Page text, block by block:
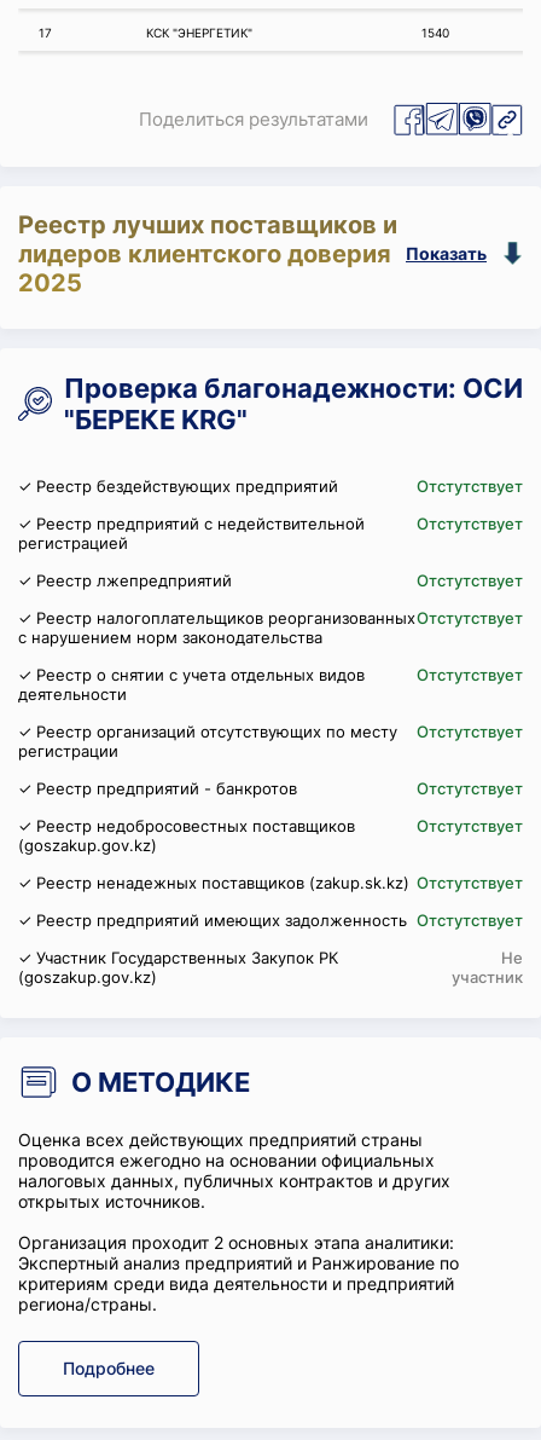
17 КСК "ЭНЕРГЕТИК" 1540
Поделиться результатами
Реестр лучших поставщиков и
лидеров клиентского доверия
2025
Показать
Проверка благонадежности: ОСИ
"БЕРЕКЕ KRG"
✓ Реестр бездействующих предприятий
Отстутствует
✓ Реестр предприятий с недействительной
регистрацией
Отстутствует
✓ Реестр лжепредприятий
Отстутствует
✓ Реестр налогоплательщиков реорганизованных
с нарушением норм законодательства
Отстутствует
✓ Реестр о снятии с учета отдельных видов
деятельности
Отстутствует
✓ Реестр организаций отсутствующих по месту
регистрации
Отстутствует
✓ Реестр предприятий - банкротов
Отстутствует
✓ Реестр недобросовестных поставщиков
(goszakup.gov.kz)
Отстутствует
✓ Реестр ненадежных поставщиков (zakup.sk.kz) Отстутствует
✓ Реестр предприятий имеющих задолженность Отстутствует
✓ Участник Государственных Закупок РК
(goszakup.gov.kz)
Не
участник
О МЕТОДИКЕ
Оценка всех действующих предприятий страны
проводится ежегодно на основании официальных
налоговых данных, публичных контрактов и других
открытых источников.
Организация проходит 2 основных этапа аналитики:
Экспертный анализ предприятий и Ранжирование по
критериям среди вида деятельности и предприятий
региона/страны.
Подробнее